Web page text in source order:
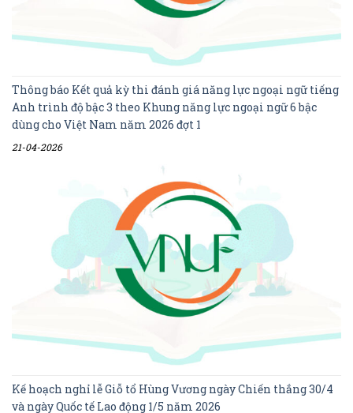
Thông báo Kết quả kỳ thi đánh giá năng lực ngoại ngữ tiếng
Anh trình độ bậc 3 theo Khung năng lực ngoại ngữ 6 bậc
dùng cho Việt Nam năm 2026 đợt 1
21-04-2026
Kế hoạch nghỉ lễ Giỗ tổ Hùng Vương ngày Chiến thắng 30/4
và ngày Quốc tế Lao động 1/5 năm 2026